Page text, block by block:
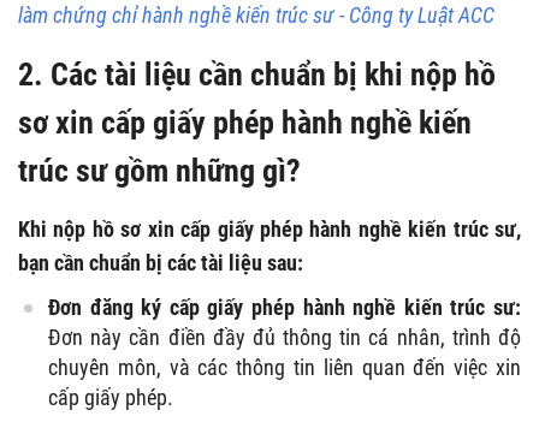
làm chứng chỉ hành nghề kiến trúc sư - Công ty Luật ACC
2. Các tài liệu cần chuẩn bị khi nộp hồ
sơ xin cấp giấy phép hành nghề kiến
trúc sư gồm những gì?
Khi nộp hồ sơ xin cấp giấy phép hành nghề kiến trúc sư,
bạn cần chuẩn bị các tài liệu sau:
Đơn đăng ký cấp giấy phép hành nghề kiến trúc sư:
Đơn này cần điền đầy đủ thông tin cá nhân, trình độ
chuyên môn, và các thông tin liên quan đến việc xin
cấp giấy phép.